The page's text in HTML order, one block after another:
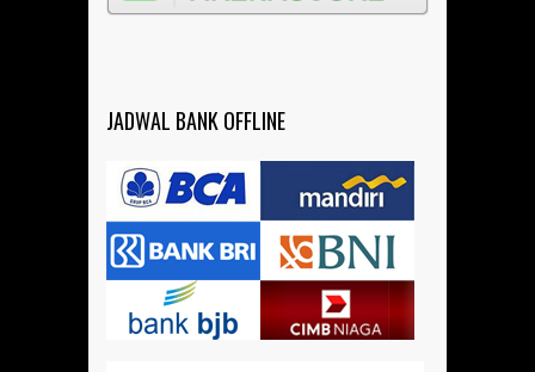
JADWAL BANK OFFLINE